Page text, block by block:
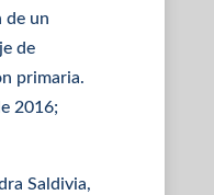
de un
de
primaria.
2016;
Saldivia,